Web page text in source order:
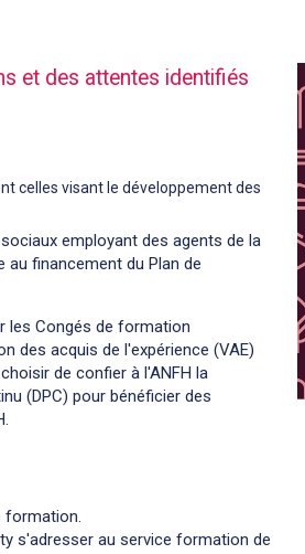
et des attentes identifiés
celles visant le développement des
employant des agents de la
au financement du Plan de
les Congés de formation
des acquis de l'expérience (VAE)
de confier à l'ANFH la
(DPC) pour bénéficier des
formation.
s'adresser au service formation de